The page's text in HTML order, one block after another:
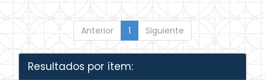
Anterior 1 Siguiente
Resultados por ítem: